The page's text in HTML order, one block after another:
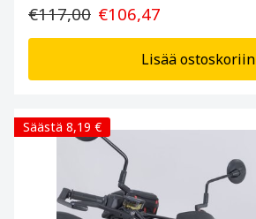
€117,00 €106,47
Lisää ostoskoriin
Säästä 8,19 €